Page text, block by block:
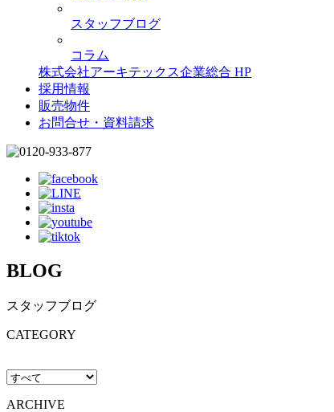
スタッフブログ
コラム
株式会社アーキテックス企業総合 HP
採用情報
販売物件
お問合せ・資料請求
BLOG
スタッフブログ
CATEGORY
ARCHIVE